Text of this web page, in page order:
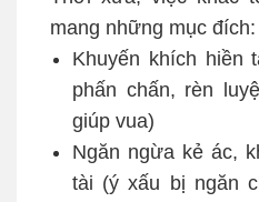
mang những mục đích:
Khuyến khích hiền
phấn chấn, rèn
giúp vua)
Ngăn ngừa kẻ ác,
tài (ý xấu bị ngăn